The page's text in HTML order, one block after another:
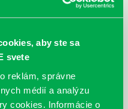
aby ste sa
svete
reklám, správne
médií a analýzu
cookies. Informácie o